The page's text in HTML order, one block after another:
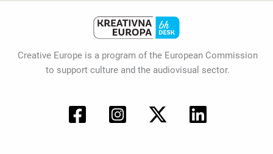
Creative Europe is a program of the European Commission
to support culture and the audiovisual sector.